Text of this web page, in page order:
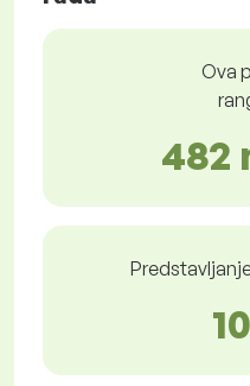
Ova
482